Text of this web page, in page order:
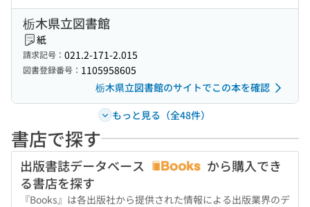
栃木県立図書館
紙
請求記号： 021.2-171-2.015
図書登録番号： 1105958605
栃木県立図書館のサイトでこの本を確認
もっと見る（全48件）
書店で探す
出版書誌データベース
から購入でき
る書店を探す
『Books』は各出版社から提供された情報による出版業界のデ